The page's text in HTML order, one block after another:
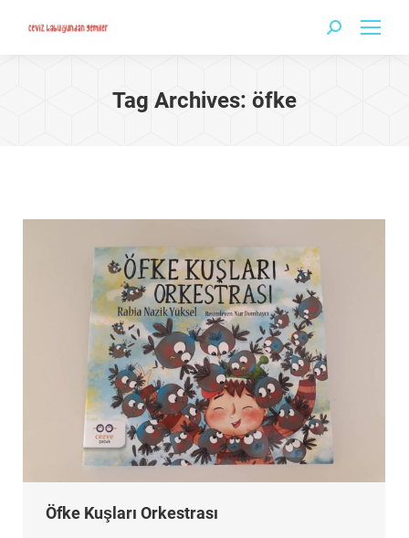
Search:
Tag Archives: öfke
Öfke Kuşları Orkestrası